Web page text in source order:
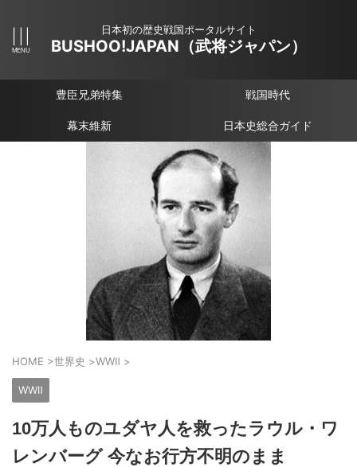
日本初の歴史戦国ポータルサイト
BUSHOO!JAPAN（武将ジャパン）
豊臣兄弟特集 戦国時代
幕末維新 日本史総合ガイド
HOME >世界史 >WWⅡ >
WWⅡ
10万人ものユダヤ人を救ったラウル・ワ
レンバーグ 今なお行方不明のまま